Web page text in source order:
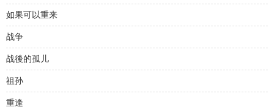
如果可以重来
战争
战後的孤儿
祖孙
重逢